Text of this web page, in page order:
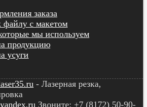
заказа
файлу с макетом
мы используем
продукцию
усуги
- Лазерная резка,
Звоните: +7 (8172) 50-90-